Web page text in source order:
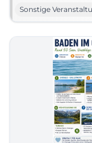
Sonstige